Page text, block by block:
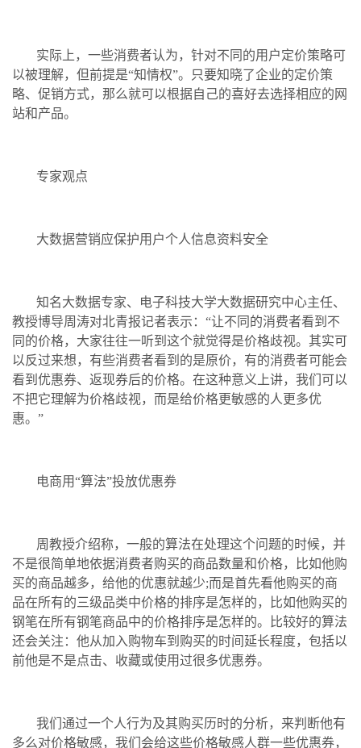
实际上，一些消费者认为，针对不同的用户定价策略可
以被理解，但前提是“知情权”。只要知晓了企业的定价策
略、促销方式，那么就可以根据自己的喜好去选择相应的网
站和产品。
专家观点
大数据营销应保护用户个人信息资料安全
知名大数据专家、电子科技大学大数据研究中心主任、
教授博导周涛对北青报记者表示：“让不同的消费者看到不
同的价格，大家往往一听到这个就觉得是价格歧视。其实可
以反过来想，有些消费者看到的是原价，有的消费者可能会
看到优惠券、返现券后的价格。在这种意义上讲，我们可以
不把它理解为价格歧视，而是给价格更敏感的人更多优
惠。”
电商用“算法”投放优惠券
周教授介绍称，一般的算法在处理这个问题的时候，并
不是很简单地依据消费者购买的商品数量和价格，比如他购
买的商品越多，给他的优惠就越少;而是首先看他购买的商
品在所有的三级品类中价格的排序是怎样的，比如他购买的
钢笔在所有钢笔商品中的价格排序是怎样的。比较好的算法
还会关注：他从加入购物车到购买的时间延长程度，包括以
前他是不是点击、收藏或使用过很多优惠券。
我们通过一个人行为及其购买历时的分析，来判断他有
多么对价格敏感，我们会给这些价格敏感人群一些优惠券，